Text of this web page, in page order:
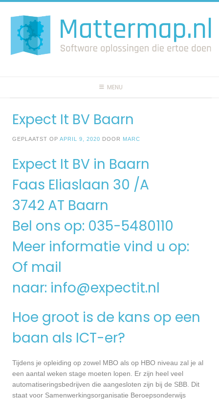
naar
inhoud
MENU
Expect It BV Baarn
GEPLAATST OP APRIL 9, 2020 DOOR MARC
Expect It BV in Baarn
Faas Eliaslaan 30 /A
3742 AT Baarn
Bel ons op: 035-5480110
Meer informatie vind u op:
Of mail
naar: info@expectit.nl
Hoe groot is de kans op een
baan als ICT-er?
Tijdens je opleiding op zowel MBO als op HBO niveau zal je al
een aantal weken stage moeten lopen. Er zijn heel veel
automatiseringsbedrijven die aangesloten zijn bij de SBB. Dit
staat voor Samenwerkingsorganisatie Beroepsonderwijs